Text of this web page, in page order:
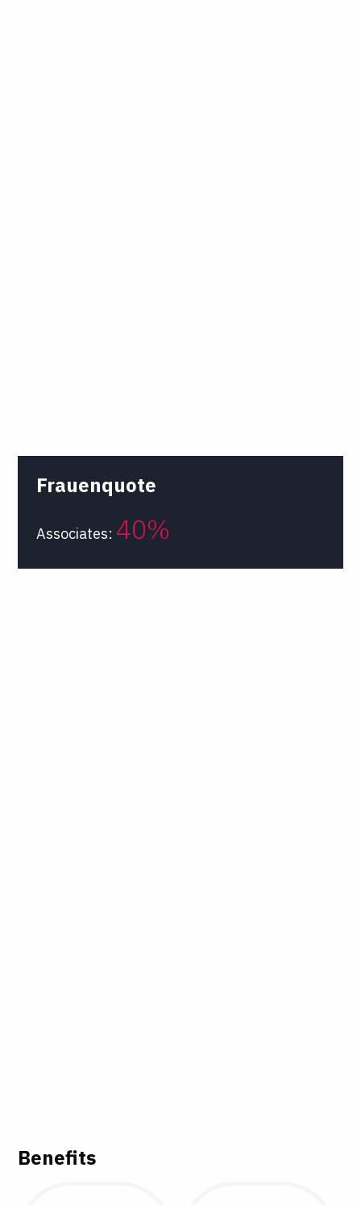
Frauenquote
Associates: 40%
Benefits